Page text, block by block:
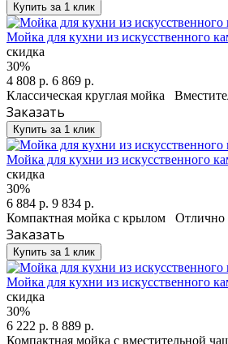
Купить за 1 клик
Мойка для кухни из искусственного
скидка
30%
4 808 р. 6 869 р.
Классическая круглая мойка
Заказать
Купить за 1 клик
Мойка для кухни из искусственного
скидка
30%
6 884 р. 9 834 р.
Компактная мойка с крылом Отлично
Заказать
Купить за 1 клик
Мойка для кухни из искусственного
скидка
30%
6 222 р. 8 889 р.
Компактная мойка с вместительной